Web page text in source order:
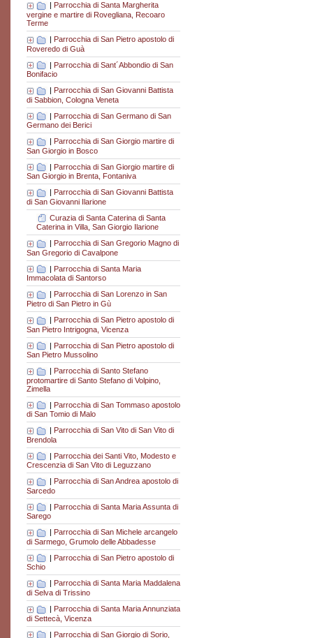
Parrocchia di Santa Margherita
vergine e martire di Rovegliana, Recoaro
Terme
| Parrocchia di San Pietro apostolo di
Roveredo di Guà
| Parrocchia di Sant´Abbondio di San
Bonifacio
| Parrocchia di San Giovanni Battista
di Sabbion, Cologna Veneta
| Parrocchia di San Germano di San
Germano dei Berici
| Parrocchia di San Giorgio martire di
San Giorgio in Bosco
| Parrocchia di San Giorgio martire di
San Giorgio in Brenta, Fontaniva
Parrocchia di San Giovanni Battista
di San Giovanni Ilarione
Curazia di Santa Caterina di Santa
Caterina in Villa, San Giorgio Ilarione
Parrocchia di San Gregorio Magno di
San Gregorio di Cavalpone
| Parrocchia di Santa Maria
Immacolata di Santorso
Parrocchia di San Lorenzo in San
Pietro di San Pietro in Gù
| Parrocchia di San Pietro apostolo di
San Pietro Intrigogna, Vicenza
| Parrocchia di San Pietro apostolo di
San Pietro Mussolino
| Parrocchia di Santo Stefano
protomartire di Santo Stefano di Volpino,
Zimella
| Parrocchia di San Tommaso apostolo
di San Tomio di Malo
| Parrocchia di San Vito di San Vito di
Brendola
| Parrocchia dei Santi Vito, Modesto e
Crescenzia di San Vito di Leguzzano
Parrocchia di San Andrea apostolo di
Sarcedo
| Parrocchia di Santa Maria Assunta di
Sarego
Parrocchia di San Michele arcangelo
di Sarmego, Grumolo delle Abbadesse
| Parrocchia di San Pietro apostolo di
Schio
Parrocchia di Santa Maria Maddalena
di Selva di Trissino
| Parrocchia di Santa Maria Annunziata
di Settecà, Vicenza
| Parrocchia di San Giorgio di Sorio,